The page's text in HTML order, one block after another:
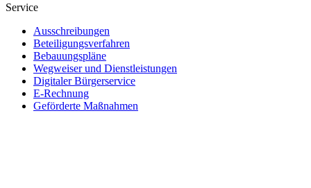
Service
Ausschreibungen
Beteiligungsverfahren
Bebauungspläne
Wegweiser und Dienstleistungen
Digitaler Bürgerservice
E-Rechnung
Geförderte Maßnahmen